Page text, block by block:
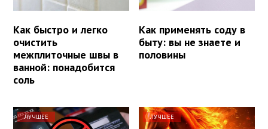
Как быстро и легко
очистить
межплиточные швы в
ванной: понадобится
соль
Как применять соду в
быту: вы не знаете и
половины
ЛУЧШЕЕ ЛУЧШЕЕ